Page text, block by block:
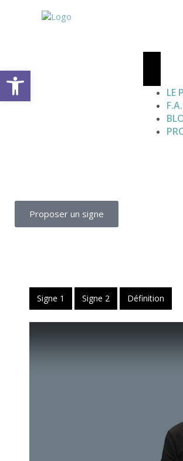
LE
Proposer un signe
Signe 1 Signe 2 Définition
Open toolbar